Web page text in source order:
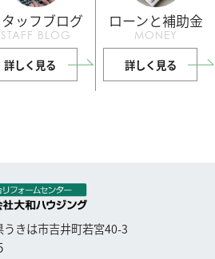
タッフブログ
STAFF BLOG
詳しく見る
ローンと補助金
MONEY
詳しく見る
きは市吉井町若宮40-3